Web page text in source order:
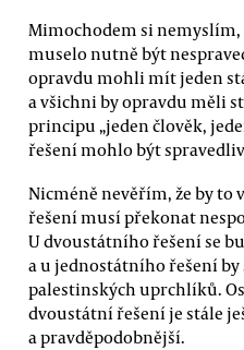
Mimochodem si
muselo nutně být
opravdu mohli mít jeden
a všichni by opravdu měli
principu „jeden člověk,
řešení mohlo být
Nicméně nevěřím, že by to
řešení musí překonat
U dvoustátního řešení se
a u jednostátního řešení
palestinských uprchlíků.
dvoustátní řešení je stále
a pravděpodobnější.